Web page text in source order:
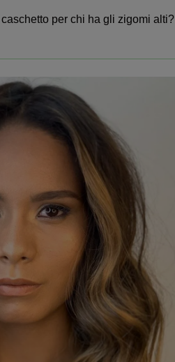
per chi ha gli zigomi alti?